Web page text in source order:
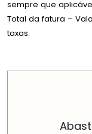
sempre que
Total da fatura –
taxas.